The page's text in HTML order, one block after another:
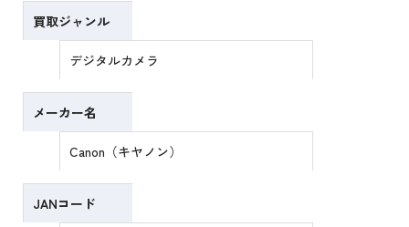
買取ジャンル
デジタルカメラ
メーカー名
Canon（キヤノン）
JANコード